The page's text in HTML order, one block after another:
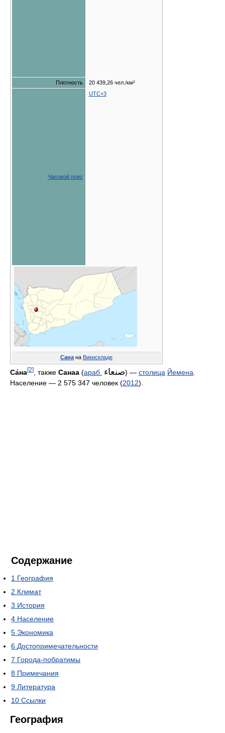
Плотность 20 439,26 чел./км²
Часовой пояс
UTC+3
Сана на Викискладе
Са́на[2] , также Санаа (араб. صنعاء‎‎) — столица Йемена
Население — 2 575 347 человек (2012).
Содержание
1 География
2 Климат
3 История
4 Население
5 Экономика
6 Достопримечательности
7 Города-побратимы
8 Примечания
9 Литература
10 Ссылки
География